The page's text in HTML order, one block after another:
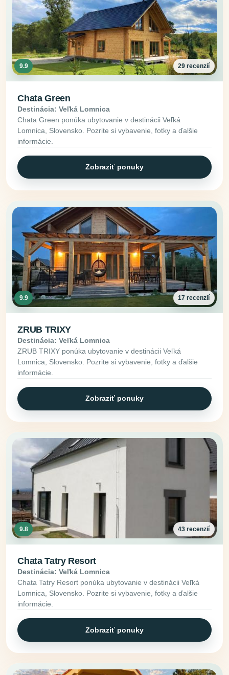
9.9 29 recenzií
Chata Green
Destinácia: Veľká Lomnica
Chata Green ponúka ubytovanie v destinácii Veľká
Lomnica, Slovensko. Pozrite si vybavenie, fotky a ďalšie
informácie.
Zobraziť ponuky
9.9 17 recenzií
ZRUB TRIXY
Destinácia: Veľká Lomnica
ZRUB TRIXY ponúka ubytovanie v destinácii Veľká
Lomnica, Slovensko. Pozrite si vybavenie, fotky a ďalšie
informácie.
Zobraziť ponuky
9.8 43 recenzií
Chata Tatry Resort
Destinácia: Veľká Lomnica
Chata Tatry Resort ponúka ubytovanie v destinácii Veľká
Lomnica, Slovensko. Pozrite si vybavenie, fotky a ďalšie
informácie.
Zobraziť ponuky